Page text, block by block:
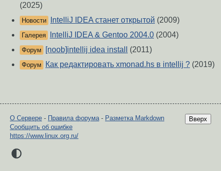
(2025)
Новости IntelliJ IDEA станет открытой (2009)
Галерея IntelliJ IDEA & Gentoo 2004.0 (2004)
Форум [noob]intellij idea install (2011)
Форум Как редактировать xmonad.hs в intellij ? (2019)
Вверх
О Сервере - Правила форума- Разметка Markdown
Сообщить об ошибке
https://www.linux.org.ru/